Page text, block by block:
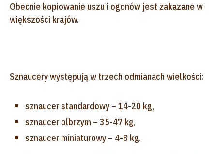
Obecnie kopiowanie uszu i ogonów jest zakazane w
większości krajów.
Sznaucery występują w trzech odmianach wielkości:
sznaucer standardowy – 14-20 kg,
sznaucer olbrzym – 35-47 kg,
sznaucer miniaturowy – 4-8 kg.